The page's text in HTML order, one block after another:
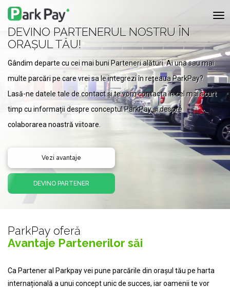
DEVINO PARTENERUL NOSTRU ÎN
ORAȘUL TĂU!
Gândim departe cu cei mai buni Parteneri alături. Ai una sau mai
multe parcări pe care vrei sa le integrezi în rețeaua ParkPay?
Lasă-ne datele tale de contact și te vom contacta în cel mai scurt
timp cu informații despre conceptul ParkPay și despre
colaborarea noastră viitoare.
Vezi avantaje
DEVINO PARTENER
ParkPay oferă
Avantaje Partenerilor săi
Ca Partener al Parkpay vei pune parcările din orașul tău pe harta
internațională a unui concept unic de succes, iar oamenii te vor